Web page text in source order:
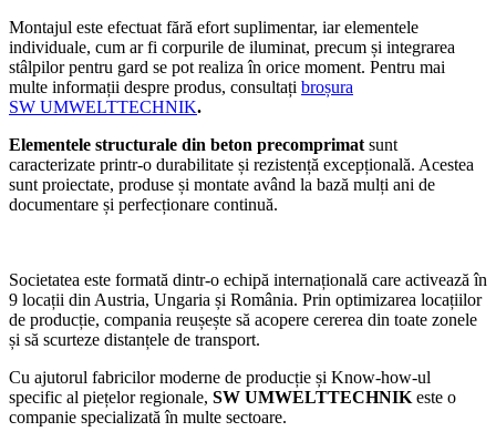
Montajul este efectuat fără efort suplimentar, iar elementele
individuale, cum ar fi corpurile de iluminat, precum și integrarea
stâlpilor pentru gard se pot realiza în orice moment. Pentru mai
multe informații despre produs, consultați broșura
SW UMWELTTECHNIK.
Elementele structurale din beton precomprimat sunt
caracterizate printr-o durabilitate și rezistență excepțională. Acestea
sunt proiectate, produse și montate având la bază mulți ani de
documentare și perfecționare continuă.
Societatea este formată dintr-o echipă internațională care activează în
9 locații din Austria, Ungaria și România. Prin optimizarea locațiilor
de producție, compania reușește să acopere cererea din toate zonele
și să scurteze distanțele de transport.
Cu ajutorul fabricilor moderne de producție și Know-how-ul
specific al piețelor regionale, SW UMWELTTECHNIK este o
companie specializată în multe sectoare.